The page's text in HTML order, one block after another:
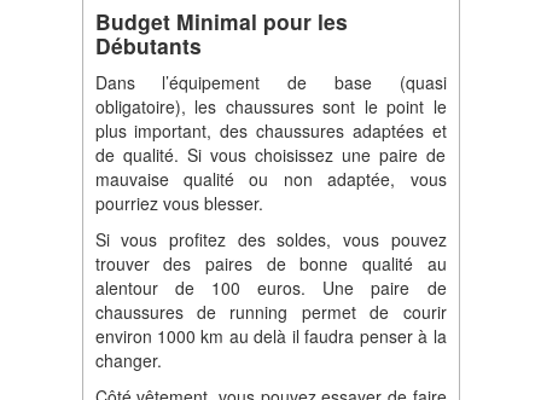
Budget Minimal pour les
Débutants
Dans l’équipement de base (quasi
obligatoire), les chaussures sont le point le
plus important, des chaussures adaptées et
de qualité. Si vous choisissez une paire de
mauvaise qualité ou non adaptée, vous
pourriez vous blesser.
Si vous profitez des soldes, vous pouvez
trouver des paires de bonne qualité au
alentour de 100 euros. Une paire de
chaussures de running permet de courir
environ 1000 km au delà il faudra penser à la
changer.